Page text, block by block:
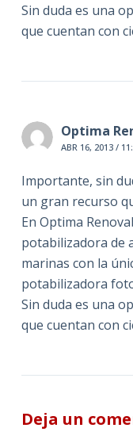
Sin duda es una
que cuentan con
Optima
ABR 16, 2013 /
Importante, sin
un gran recurso
En Optima
potabilizadora de
marinas con la
potabilizadora
Sin duda es una
que cuentan con
Deja un